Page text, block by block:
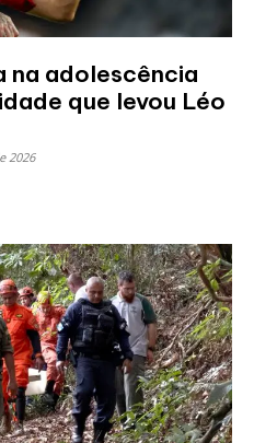
na adolescência
que levou Léo
2026